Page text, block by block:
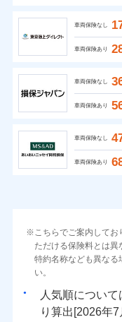
車両保険なし
車両保険あり
車両保険なし
車両保険あり
車両保険なし
車両保険あり
こちらでご案内して
ただける保険料とは
特約名称なども異なる
い。
人気順について
り算出[
年